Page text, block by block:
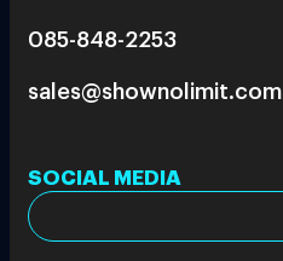
085-848-2253
sales@shownolimit.com
SOCIAL MEDIA